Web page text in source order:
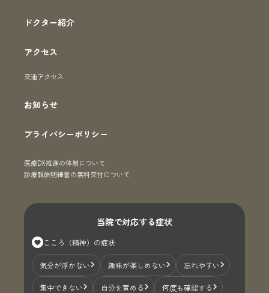
ドクター紹介
アクセス
交通アクセス
お知らせ
プライバシーポリシー
医療DX推進の体制について
診療報酬明細書の無料交付について
当院で対応する症状
こころ（精神）の症状
気分が浮かない 趣味が楽しめない 忘れやすい
集中できない 自分を責める 何度も確認する